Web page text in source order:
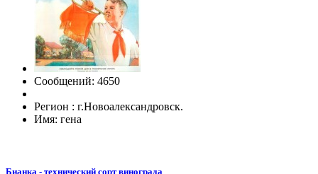
Сообщений: 4650
Регион : г.Новоалександровск.
Имя: гена
Бианка - технический сорт винограда